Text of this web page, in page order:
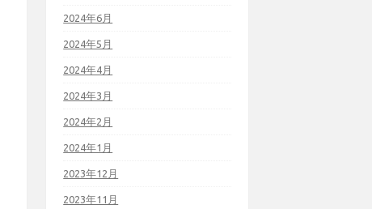
2024年6月
2024年5月
2024年4月
2024年3月
2024年2月
2024年1月
2023年12月
2023年11月